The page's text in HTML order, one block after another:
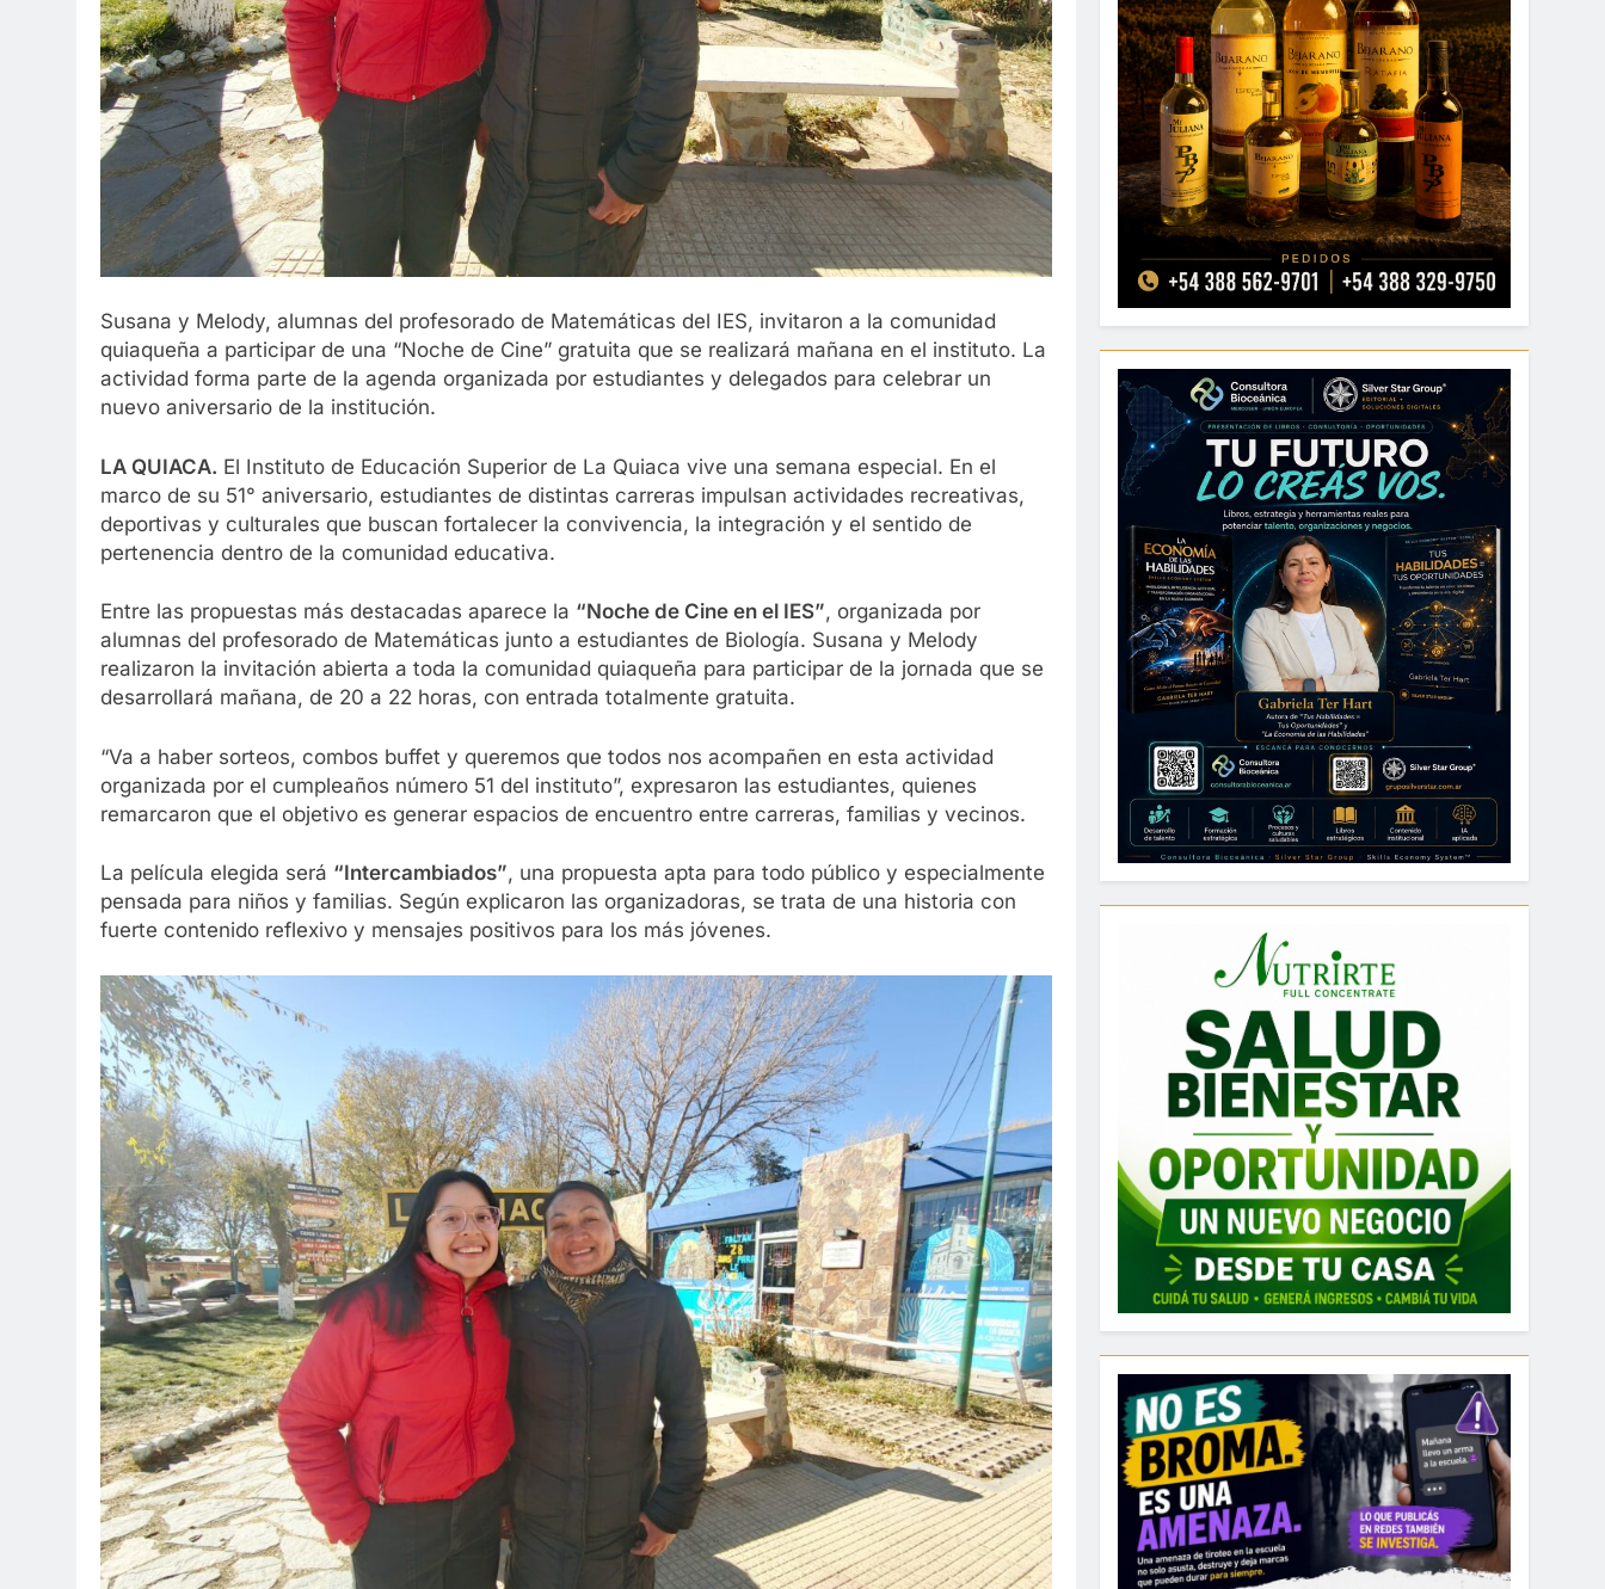
Susana y Melody, alumnas del profesorado de Matemáticas del IES, invitaron a la comunidad
quiaqueña a participar de una “Noche de Cine” gratuita que se realizará mañana en el instituto. La
actividad forma parte de la agenda organizada por estudiantes y delegados para celebrar un
nuevo aniversario de la institución.
LA QUIACA. El Instituto de Educación Superior de La Quiaca vive una semana especial. En el
marco de su 51° aniversario, estudiantes de distintas carreras impulsan actividades recreativas,
deportivas y culturales que buscan fortalecer la convivencia, la integración y el sentido de
pertenencia dentro de la comunidad educativa.
Entre las propuestas más destacadas aparece la “Noche de Cine en el IES”, organizada por
alumnas del profesorado de Matemáticas junto a estudiantes de Biología. Susana y Melody
realizaron la invitación abierta a toda la comunidad quiaqueña para participar de la jornada que se
desarrollará mañana, de 20 a 22 horas, con entrada totalmente gratuita.
“Va a haber sorteos, combos buffet y queremos que todos nos acompañen en esta actividad
organizada por el cumpleaños número 51 del instituto”, expresaron las estudiantes, quienes
remarcaron que el objetivo es generar espacios de encuentro entre carreras, familias y vecinos.
La película elegida será “Intercambiados”, una propuesta apta para todo público y especialmente
pensada para niños y familias. Según explicaron las organizadoras, se trata de una historia con
fuerte contenido reflexivo y mensajes positivos para los más jóvenes.